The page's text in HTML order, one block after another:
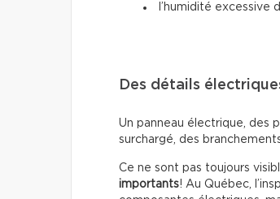
l’humidité excessive
Des détails
Un panneau électrique, des
surchargé, des
Ce ne sont pas toujours
importants! Au Québec,